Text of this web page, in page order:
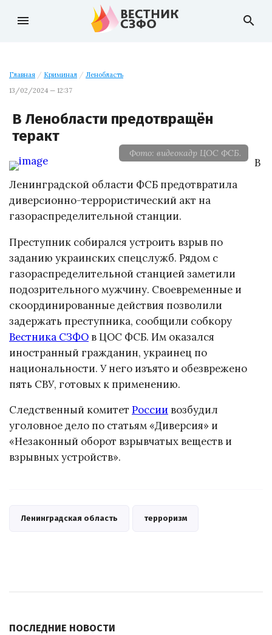
menu search
Главная / Криминал / Ленобласть
13/02/2024 — 12:37
В Ленобласти предотвращён
теракт
Фото: видеокадр ЦОС ФСБ.
В
Ленинградской области ФСБ предотвратила
диверсионно-террористический акт на
газораспределительной станции.
Преступник собирался устроить взрыв по
заданию украинских спецслужб. Рядом с
газораспределительной станцией заметили
подозрительного мужчину. Своевременные и
скоординированные действия позволили
задержать преступника, сообщили собкору
Вестника СЗФО в ЦОС ФСБ. Им оказался
иностранный гражданин, украинец по
национальности. У него изъято и обезврежено
пять СВУ, готовых к применению.
Следственный комитет России возбудил
уголовное дело по статьям «Диверсия» и
«Незаконный оборот взрывчатых веществ и
взрывных устройств».
Ленинградская область терроризм
ПОСЛЕДНИЕ НОВОСТИ